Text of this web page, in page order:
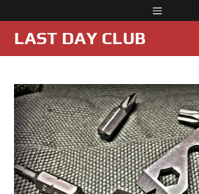
к
содержимому
Меню
LAST DAY CLUB